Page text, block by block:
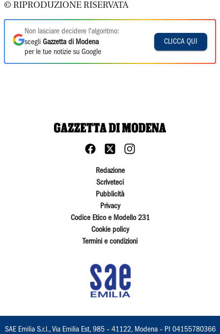
© RIPRODUZIONE RISERVATA
Non lasciare decidere l'algoritmo:
scegli Gazzetta di Modena
per le tue notizie su Google
CLICCA QUI
Redazione
Scriveteci
Pubblicità
Privacy
Codice Etico e Modello 231
Cookie policy
Termini e condizioni
SAE Emilia S.r.l., Via Emilia Est, 985 – 41122, Modena – PI 04155780366